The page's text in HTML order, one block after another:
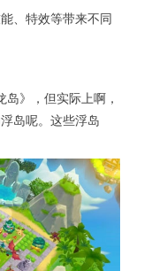
、特效等带来不同
》，但实际上啊，
岛呢。这些浮岛